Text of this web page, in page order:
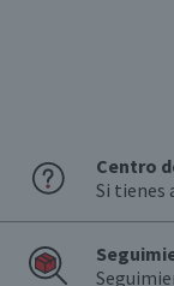
Centro
Si tienes